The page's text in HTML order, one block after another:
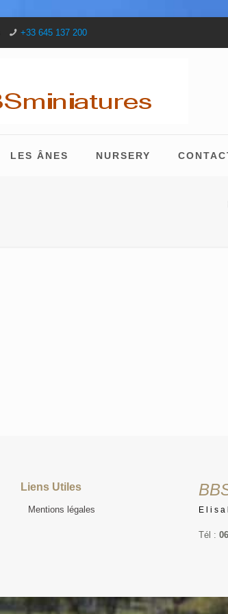
+33 645 137 200
LES ÂNES NURSERY
Liens Utiles
Mentions légales
Tél :